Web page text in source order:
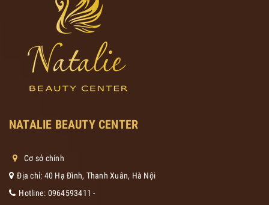
NATALIE BEAUTY CENTER
Cơ sở chính
Địa chỉ: 40 Hạ Đình, Thanh Xuân, Hà Nội
Hotline: 0964593411 -